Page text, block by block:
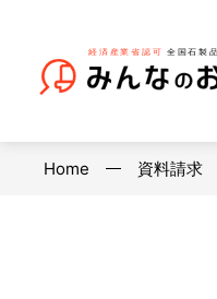
Home 資料請求